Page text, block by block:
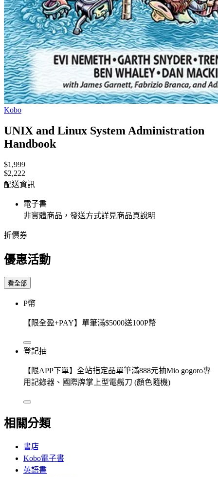
Kobo
UNIX and Linux System Administration
Handbook
$1,999
$2,222
配送資訊
電子書
非實體商品，發送方式詳見商品頁說明
折價券
優惠活動
看全部
P幣
【限全盈+PAY】單筆滿$5000送100P幣
登記抽
【限APP下單】全站指定品單筆滿888元抽Mio gogoro專
用記錄器、國際牌掌上型電鬍刀 (顏色隨機)
相關分類
書店
Kobo電子書
英語書